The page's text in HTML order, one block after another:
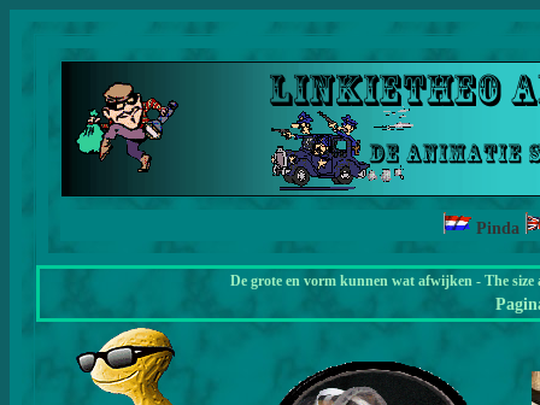
Pinda
De grote en vorm kunnen wat afwijken - The